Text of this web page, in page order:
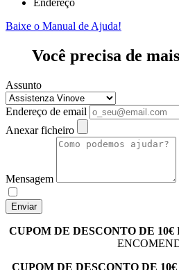
Baixe o Manual de Ajuda!
Você precisa de
Assunto
Endereço de email
Anexar ficheiro
Mensagem
Enviar
CUPOM DE DESCONTO DE 10€
CUPOM DE DESCONTO DE 10€